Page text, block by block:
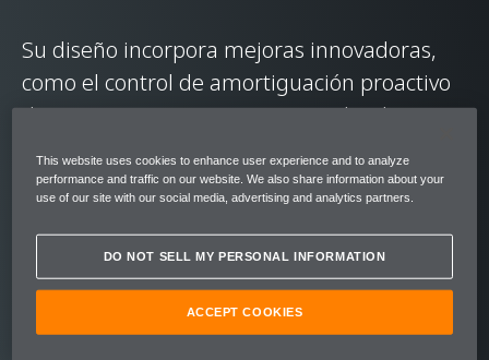
Su diseño incorpora mejoras innovadoras,
como el control de amortiguación proactivo
de McLaren, un sistema que analiza la
ofrecer así una experiencia impecable. Es el
coche de mayor aceleración de su clase, ya
que pasa de 0 a 100 km/h en solo 3,2
segundos, y dentro ofrece un oasis de
confort que responde a la voluntad del
conductor con la potencia de un
This website uses cookies to enhance user experience and to analyze
performance and traffic on our website. We also share information about your
use of our site with our social media, advertising and analytics partners.
DO NOT SELL MY PERSONAL INFORMATION
ACCEPT COOKIES